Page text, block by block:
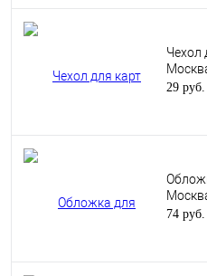
Чехол
29 руб.
74 руб.